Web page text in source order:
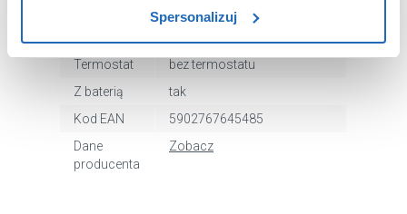
Aby uzyskać więcej informacji na temat plików plików
cookie, kliknij „Ustawienia plików cookie”.
plikach cookie”.
Spersonalizuj
A014AMKASKADASREBRNY
Termostat
bez termostatu
Z baterią
tak
Kod EAN
5902767645485
Dane
producenta
Zobacz